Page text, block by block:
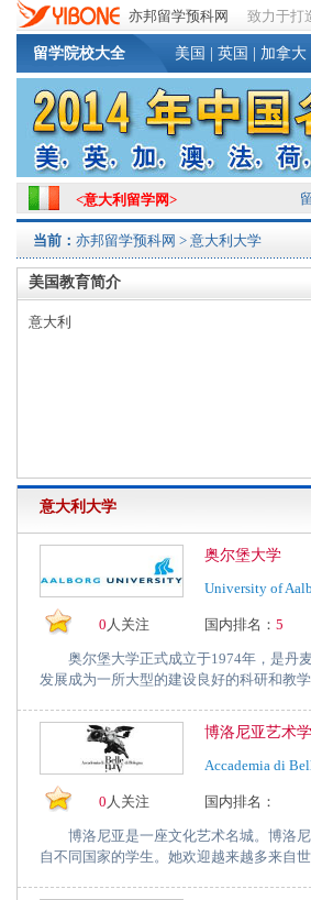
亦邦留学预科网 致力于打
留学院校大全 美国 英国 加拿大
<意大利留学网>
当前： 亦邦留学预科网 > 意大利大学
美国教育简介
意大利
意大利大学
奥尔堡大学
University of
0 人关注 国内排名： 5
奥尔堡大学正式成立于1974年，是丹麦
发展成为一所大型的建设良好的科研和教
博洛尼亚艺术
Accademia di
0 人关注 国内排名：
博洛尼亚是一座文化艺术名城。博洛尼
自不同国家的学生。她欢迎越来越多来自